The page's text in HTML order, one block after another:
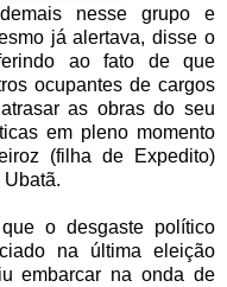
nesse grupo e
já alertava, disse o
ao fato de que
ocupantes de cargos
as obras do seu
em pleno momento
(filha de Expedito)
o desgaste político
na última eleição
embarcar na onda de